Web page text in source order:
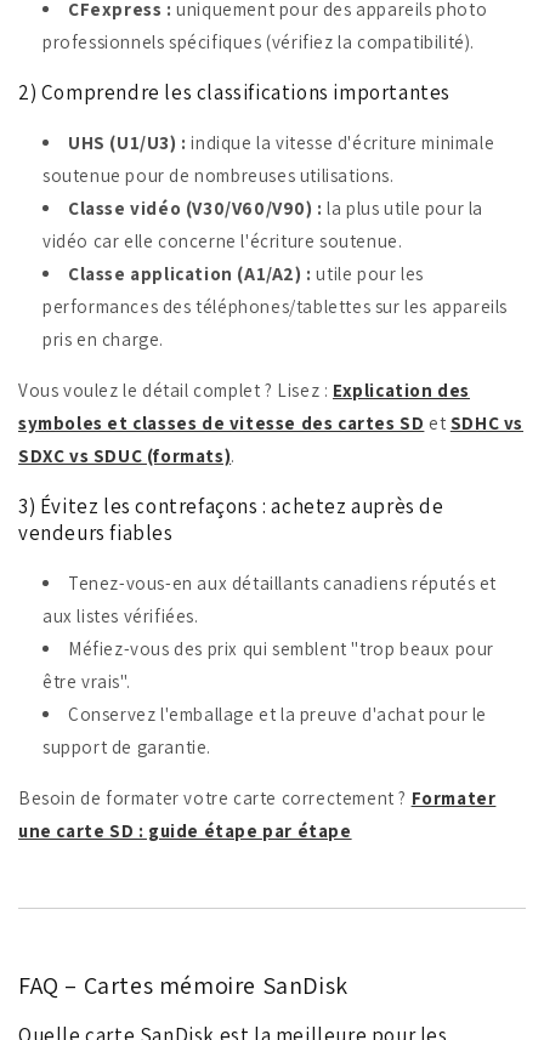
CFexpress : uniquement pour des appareils photo
professionnels spécifiques (vérifiez la compatibilité).
2) Comprendre les classifications importantes
UHS (U1/U3) : indique la vitesse d'écriture minimale
soutenue pour de nombreuses utilisations.
Classe vidéo (V30/V60/V90) : la plus utile pour la
vidéo car elle concerne l'écriture soutenue.
Classe application (A1/A2) : utile pour les
performances des téléphones/tablettes sur les appareils
pris en charge.
Vous voulez le détail complet ? Lisez : Explication des
symboles et classes de vitesse des cartes SD et SDHC vs
SDXC vs SDUC (formats).
3) Évitez les contrefaçons : achetez auprès de
vendeurs fiables
Tenez-vous-en aux détaillants canadiens réputés et
aux listes vérifiées.
Méfiez-vous des prix qui semblent "trop beaux pour
être vrais".
Conservez l'emballage et la preuve d'achat pour le
support de garantie.
Besoin de formater votre carte correctement ? Formater
une carte SD : guide étape par étape
FAQ – Cartes mémoire SanDisk